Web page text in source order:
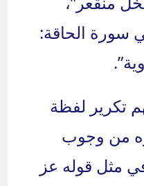
سورة الحاقة:
تكرير لفظة
من وجوب
مثل قوله عز